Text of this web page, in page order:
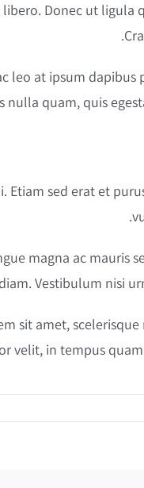
Donec ut ligula
leo at ipsum
quam, quis
sed erat et
magna ac mauris
Vestibulum nisi
sit amet,
velit, in tempus